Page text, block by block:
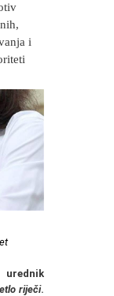
i
riječi.